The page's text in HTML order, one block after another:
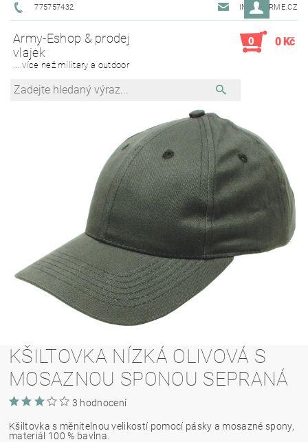
775757432 INFO@ARME.CZ
Army-Eshop & prodej
vlajek
... více než military a outdoor
0 0 Kč
KŠILTOVKA NÍZKÁ OLIVOVÁ S
MOSAZNOU SPONOU SEPRANÁ
3 hodnocení
Kšiltovka s měnitelnou velikostí pomocí pásky a mosazné spony,
materiál 100 % bavlna.